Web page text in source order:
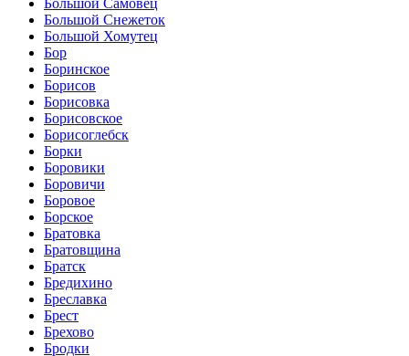
Большой Снежеток
Большой Хомутец
Бор
Боринское
Борисов
Борисовка
Борисовское
Борисоглебск
Борки
Боровики
Боровичи
Боровое
Борское
Братовка
Братовщина
Братск
Бредихино
Бреславка
Брест
Брехово
Бродки